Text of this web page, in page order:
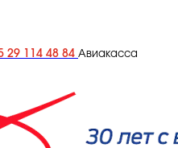
29 114 48 84 Авиакасса